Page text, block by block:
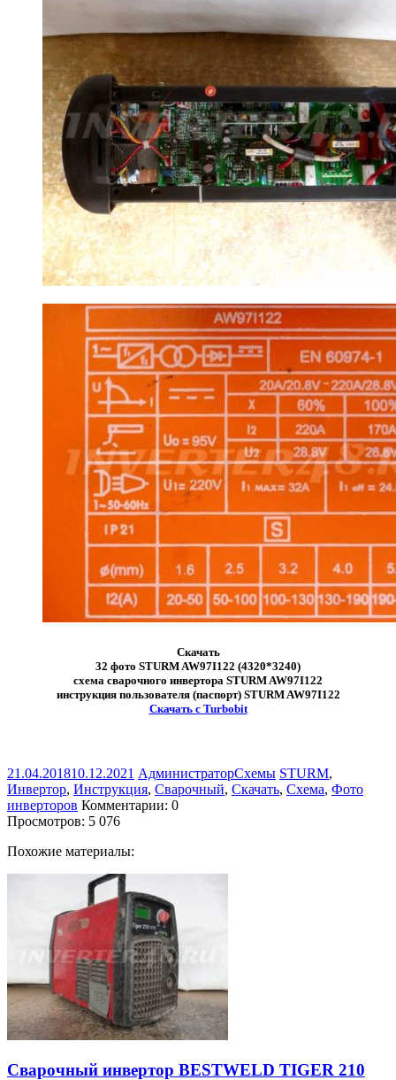
Скачать
32 фото STURM AW97I122 (4320*3240)
схема сварочного инвертора STURM AW97I122
инструкция пользователя (паспорт) STURM AW97I122
Скачать с Turbobit
21.04.201810.12.2021 АдминистраторСхемы STURM,
Инвертор, Инструкция, Сварочный, Скачать, Схема, Фото
инверторов Комментарии: 0
Просмотров: 5 076
Похожие материалы:
Сварочный инвертор BESTWELD TIGER 210